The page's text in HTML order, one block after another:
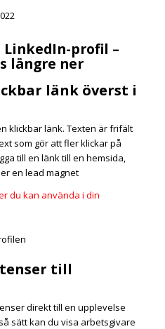
profil –
längre ner
länk överst i
klickbar länk. Texten är frifält
som gör att fler klickar på
till en länk till en hemsida,
en lead magnet
du kan använda i din
till
direkt till en upplevelse
sätt kan du visa arbetsgivare